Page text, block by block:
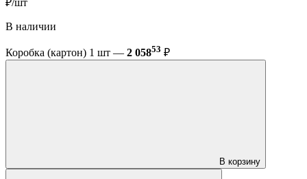
₽/шт
В наличии
Коробка (картон) 1 шт — 2 05853 ₽
В корзину